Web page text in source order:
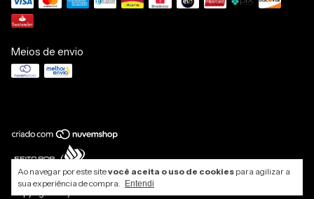
Ao navegar por este sitevocê aceita o uso de cookies para agilizar a
sua experiência de compra.
Entendi
Meios de envio